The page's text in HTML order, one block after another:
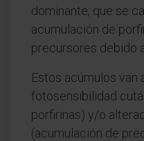
dominante, que se
acumulación de
precursores debido
Estos acúmulos van
fotosensibilidad
porfirinas) y/o
(acumulación de